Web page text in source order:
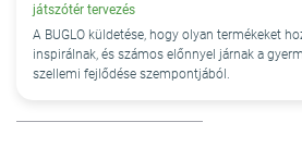
játszótér tervezés
A BUGLO küldetése, hogy olyan termékeket
inspirálnak, és számos előnnyel járnak a
szellemi fejlődése szempontjából.